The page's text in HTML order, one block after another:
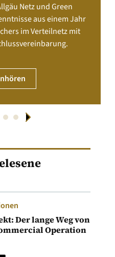
Netz und Green
aus einem Jahr
im Verteilnetz mit
Der lange Weg von
Operation